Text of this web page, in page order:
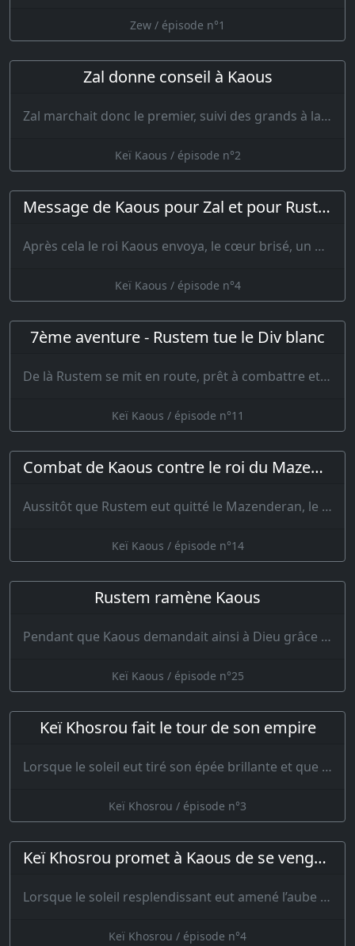
Zew / épisode n°1
Zal donne conseil à Kaous
Zal marchait donc le premier, suivi des grands à la ceinture d’or ; et lorsque le fils de Sam…
Keï Kaous / épisode n°2
Message de Kaous pour Zal et pour Rustem
Après cela le roi Kaous envoya, le cœur brisé, un de ses braves comme un oisea…
Keï Kaous / épisode n°4
7ème aventure - Rustem tue le Div blanc
De là Rustem se mit en route, prêt à combattre et la tête remplie de haine et d…
Keï Kaous / épisode n°11
Combat de Kaous contre le roi du Mazenderan
Aussitôt que Rustem eut quitté le Mazenderan, le roi des magiciens se prépa…
Keï Kaous / épisode n°14
Rustem ramène Kaous
Pendant que Kaous demandait ainsi à Dieu grâce pour ses péchés, son armée le cherchait de tous côté…
Keï Kaous / épisode n°25
Keï Khosrou fait le tour de son empire
Lorsque le soleil eut tiré son épée brillante et que la sombre nuit se fut enfui…
Keï Khosrou / épisode n°3
Keï Khosrou promet à Kaous de se venger d'Afrasiab
Lorsque le soleil resplendissant eut amené l’aube du jour et qu’il e…
Keï Khosrou / épisode n°4